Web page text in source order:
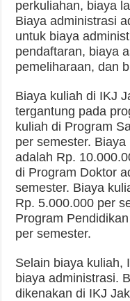
perkuliahan, biaya
Biaya administrasi
untuk biaya
pendaftaran, biaya
pemeliharaan, dan
Biaya kuliah di IKJ
tergantung pada
kuliah di Program
per semester.
adalah Rp.
di Program Doktor
semester. Biaya
Rp. 5.000.000 per
Program
per semester.
Selain biaya kuliah,
biaya administrasi.
dikenakan di IKJ